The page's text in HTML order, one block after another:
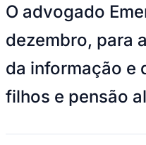
O advogado
dezembro, para
da informação e
filhos e pensão